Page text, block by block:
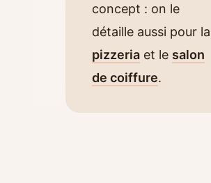
concept : on le
détaille aussi pour la
pizzeria et le salon
de coiffure.